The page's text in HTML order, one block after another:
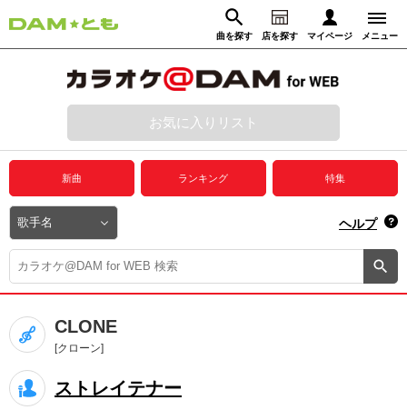
曲を探す 店を探す マイページ メニュー
動画からさがす 録音からさがす
ログイン
プレミアムサービス
DAM★とも動画
DAM★とも録音
カラオケ＠DAM
ユーザー検索
キャンペーン
お気に入りリスト
新曲 ランキング 特集
ヘルプ
CLONE
[クローン]
ストレイテナー